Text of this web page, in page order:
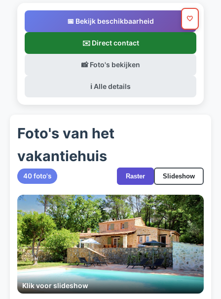
📅 Bekijk beschikbaarheid
✉️ Direct contact
📸 Foto's bekijken
ℹ️ Alle details
🤍
Foto's van het
vakantiehuis
40 foto's Raster Slideshow
Klik voor slideshow